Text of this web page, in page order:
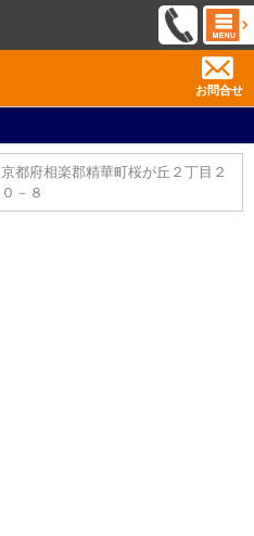
お問合せ
京都府相楽郡精華町桜が丘２丁目２
０－８